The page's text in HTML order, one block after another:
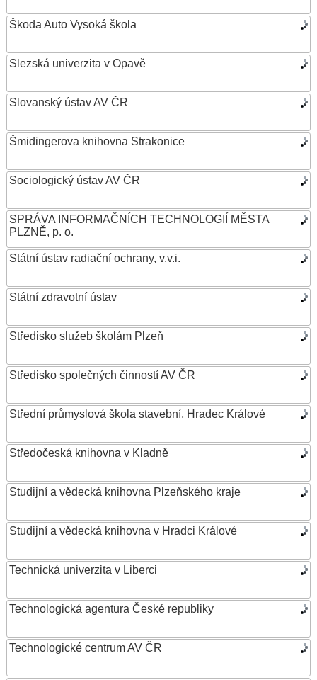
Škoda Auto Vysoká škola
Slezská univerzita v Opavě
Slovanský ústav AV ČR
Šmidingerova knihovna Strakonice
Sociologický ústav AV ČR
SPRÁVA INFORMAČNÍCH TECHNOLOGIÍ MĚSTA
PLZNĚ, p. o.
Státní ústav radiační ochrany, v.v.i.
Státní zdravotní ústav
Středisko služeb školám Plzeň
Středisko společných činností AV ČR
Střední průmyslová škola stavební, Hradec Králové
Středočeská knihovna v Kladně
Studijní a vědecká knihovna Plzeňského kraje
Studijní a vědecká knihovna v Hradci Králové
Technická univerzita v Liberci
Technologická agentura České republiky
Technologické centrum AV ČR